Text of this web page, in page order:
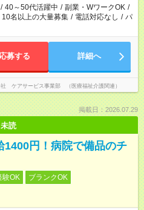
/ 40～50代活躍中 / 副業・WワークOK /
10名以上の大量募集 / 電話対応なし / パ
応募する 詳細へ
社 ケアサービス事業部 （医療福祉介護関連）
掲載日：2026.07.29
未読
1400円！病院で備品のチ
験OK
ブランクOK